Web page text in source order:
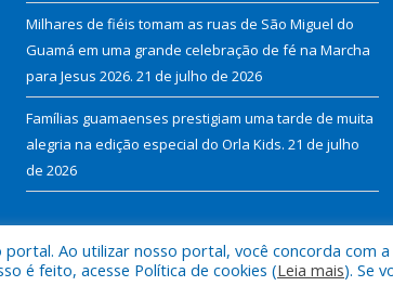
Milhares de fiéis tomam as ruas de São Miguel do
Guamá em uma grande celebração de fé na Marcha
para Jesus 2026. 21 de julho de 2026
Famílias guamaenses prestigiam uma tarde de muita
alegria na edição especial do Orla Kids. 21 de julho
de 2026
Ao utilizar nosso portal, você concorda com
é feito, acesse Política de cookies (Leia mais). Se